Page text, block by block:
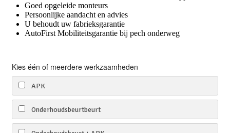
Goed opgeleide monteurs
Persoonlijke aandacht en advies
U behoudt uw fabrieksgarantie
AutoFirst Mobiliteitsgarantie bij pech onderweg